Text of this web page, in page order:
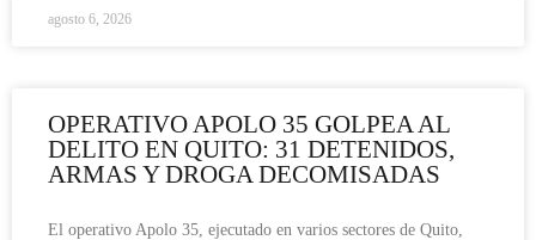
agosto 6, 2026
OPERATIVO APOLO 35 GOLPEA AL
DELITO EN QUITO: 31 DETENIDOS,
ARMAS Y DROGA DECOMISADAS
El operativo Apolo 35, ejecutado en varios sectores de Quito,